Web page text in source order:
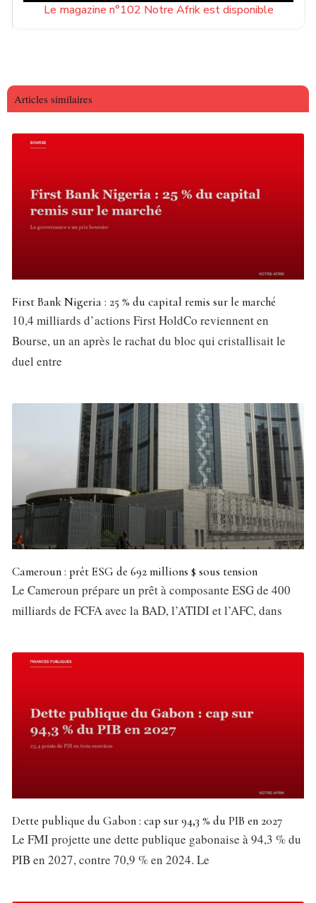
Le magazine n°102 Notre Afrik est disponible
Articles similaires
First Bank Nigeria : 25 % du capital remis sur le marché
10,4 milliards d’actions First HoldCo reviennent en
Bourse, un an après le rachat du bloc qui cristallisait le
duel entre
Cameroun : prêt ESG de 692 millions $ sous tension
Le Cameroun prépare un prêt à composante ESG de 400
milliards de FCFA avec la BAD, l’ATIDI et l’AFC, dans
Dette publique du Gabon : cap sur 94,3 % du PIB en 2027
Le FMI projette une dette publique gabonaise à 94,3 % du
PIB en 2027, contre 70,9 % en 2024. Le